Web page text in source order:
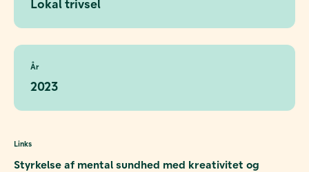
Lokal trivsel
År
2023
Links
Styrkelse af mental sundhed med kreativitet og